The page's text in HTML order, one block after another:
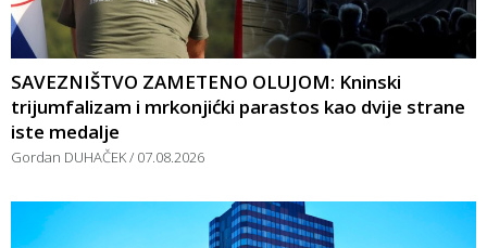
SAVEZNIŠTVO ZAMETENO OLUJOM: Kninski
trijumfalizam i mrkonjićki parastos kao dvije strane
iste medalje
Gordan DUHAČEK 07.08.2026